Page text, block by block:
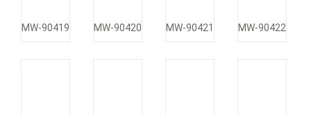
MW-90419 MW-90420 MW-90421 MW-90422